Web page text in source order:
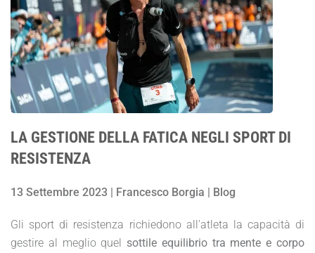
LA GESTIONE DELLA FATICA NEGLI SPORT DI
RESISTENZA
13 Settembre 2023 | Francesco Borgia | Blog
Gli sport di resistenza richiedono all'atleta la capacità di
gestire al meglio quel sottile equilibrio tra mente e corpo